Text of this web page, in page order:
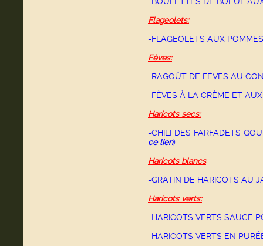
Flageolets:
-FLAGEOLETS AUX
Fèves:
-RAGOÛT DE FÈVES AU
-FÈVES À LA CRÈME ET
Haricots secs:
-CHILI DES FARFADETS
ce lien)
Haricots blancs
-GRATIN DE HARICOTS AU
Haricots verts:
-HARICOTS VERTS SAUCE
-HARICOTS VERTS EN